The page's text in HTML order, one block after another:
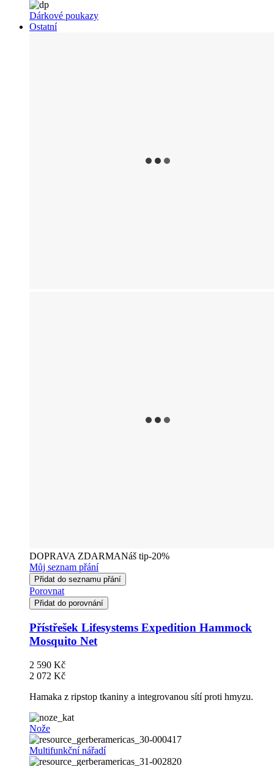
Dárkové poukazy
Ostatní
DOPRAVA ZDARMANáš tip-20%
Můj seznam přání
Přidat do seznamu přání
Porovnat
Přidat do porovnání
Přístřešek Lifesystems Expedition Hammock
Mosquito Net
2 590 Kč
2 072 Kč
Hamaka z ripstop tkaniny a integrovanou sítí proti hmyzu.
Nože
Multifunkční nářadí